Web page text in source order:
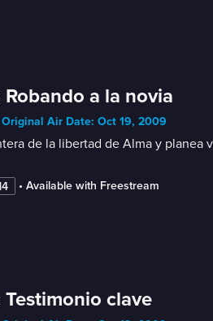
Robando a la novia
Original Air Date: Oct 19, 2009
de la libertad de Alma y planea
• Available with Freestream
Testimonio clave